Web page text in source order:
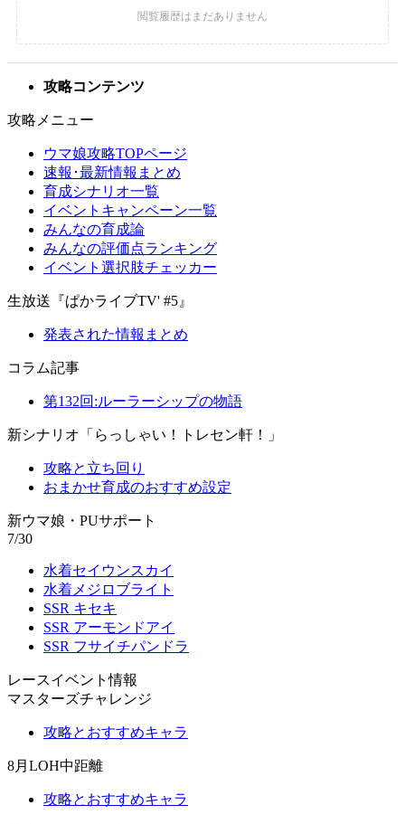
攻略コンテンツ
攻略メニュー
ウマ娘攻略TOPページ
速報･最新情報まとめ
育成シナリオ一覧
イベントキャンペーン一覧
みんなの育成論
みんなの評価点ランキング
イベント選択肢チェッカー
生放送『ぱかライブTV' #5』
発表された情報まとめ
コラム記事
第132回:ルーラーシップの物語
新シナリオ「らっしゃい！トレセン軒！」
攻略と立ち回り
おまかせ育成のおすすめ設定
新ウマ娘・PUサポート
7/30
水着セイウンスカイ
水着メジロブライト
SSR キセキ
SSR アーモンドアイ
SSR フサイチパンドラ
レースイベント情報
マスターズチャレンジ
攻略とおすすめキャラ
8月LOH中距離
攻略とおすすめキャラ